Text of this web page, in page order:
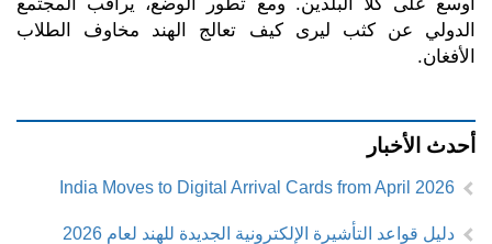
الدولي عن كثب ليرى كيف تعالج الهند مخاوف الطلاب
الأفغان.
أحدث الأخبار
India Moves to Digital Arrival Cards from April 2026
دليل قواعد التأشيرة الإلكترونية الجديدة للهند لعام 2026